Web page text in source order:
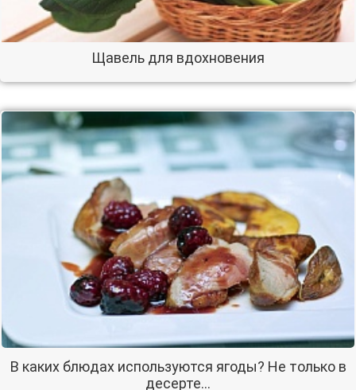
Щавель для вдохновения
В каких блюдах используются ягоды? Не только в
десерте...